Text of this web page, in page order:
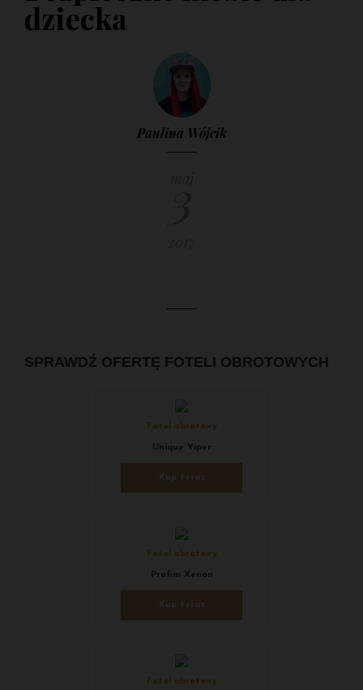
29 MARCA 2017
dziecka
Paulina Wójcik
SPRAWDŹ OFERTĘ FOTELI OBROTOWYCH
Unique Viper
Profim Xenon